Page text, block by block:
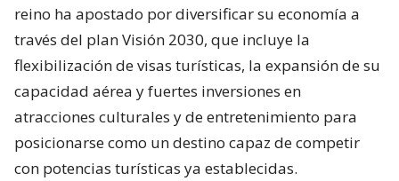
reino ha apostado por diversificar su economía a
través del plan Visión 2030, que incluye la
flexibilización de visas turísticas, la expansión de su
capacidad aérea y fuertes inversiones en
atracciones culturales y de entretenimiento para
posicionarse como un destino capaz de competir
con potencias turísticas ya establecidas.